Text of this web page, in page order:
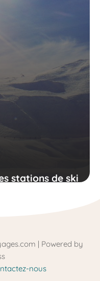
stations de ski
| Powered by
nous